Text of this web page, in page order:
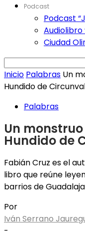
Podcast
Podcast
Audiolibro
Ciudad
Inicio Palabras Un
Hundido de
Palabras
Un
Hundido de
Fabián Cruz es el
libro que reúne
barrios de
Por
Iván Serrano